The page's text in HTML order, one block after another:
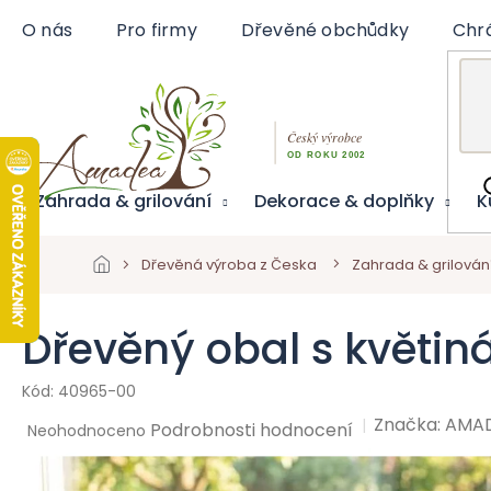
O nás Pro firmy Dřevěné obchůdky
Zahrada & grilování Dekorace & doplňky
Dřevěná výroba z Česka Zahrada &
Dřevěný obal s
40965-00
Průměrné
hodnocení
produktu
Neohodnoceno Podrobnosti hodnocení Značka: